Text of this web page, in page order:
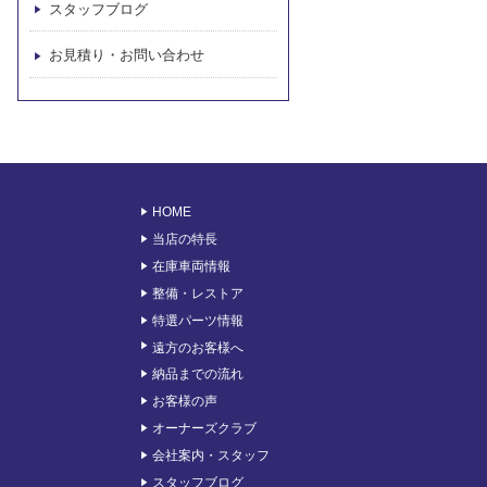
スタッフブログ
お見積り・お問い合わせ
HOME
当店の特長
在庫車両情報
整備・レストア
特選パーツ情報
遠方のお客様へ
納品までの流れ
お客様の声
オーナーズクラブ
会社案内・スタッフ
スタッフブログ